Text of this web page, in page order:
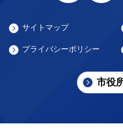
サイトマップ
プライバシーポリシー
市役